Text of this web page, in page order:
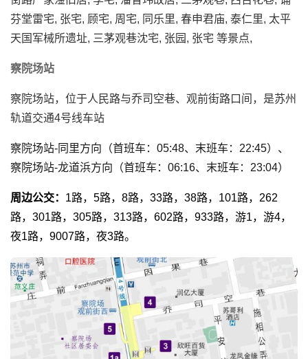
芬堂雷宅, 张宅, 顾宅, 周宅, 同乐里, 春申君庙, 泰仁里, 太平
天国军械所遗址, 三茅观巷沈宅, 张园, 张宅 等景点,
察院场站
察院场站，位于人民路与乔司空巷、观前街路口间，是苏州
轨道交通4号线车站
察院场站-同里方向（首班车：05:48、末班车：22:45）、
察院场站-龙道浜方向（首班车：06:16、末班车：23:04）
周边公交： 1路，5路，8路，33路，38路，101路，262
路，301路，305路，313路，602路，933路，游1，游4，
夜1路，9007路，夜3路。